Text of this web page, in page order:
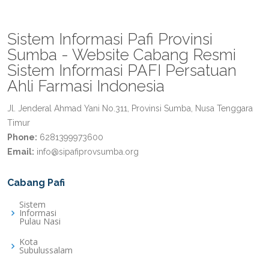
Sistem Informasi Pafi Provinsi
Sumba - Website Cabang Resmi
Sistem Informasi PAFI Persatuan
Ahli Farmasi Indonesia
Jl. Jenderal Ahmad Yani No.311, Provinsi Sumba, Nusa Tenggara
Timur
Phone: 6281399973600
Email: info@sipafiprovsumba.org
Cabang Pafi
Sistem
Informasi
Pulau Nasi
Kota
Subulussalam